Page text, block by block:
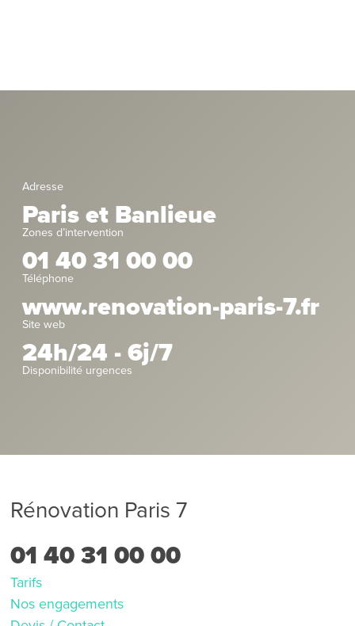
Adresse
Paris et Banlieue
Zones d’intervention
01 40 31 00 00
Téléphone
www.renovation-paris-7.fr
Site web
24h/24 - 6j/7
Disponibilité urgences
Rénovation Paris 7
01 40 31 00 00
Tarifs
Nos engagements